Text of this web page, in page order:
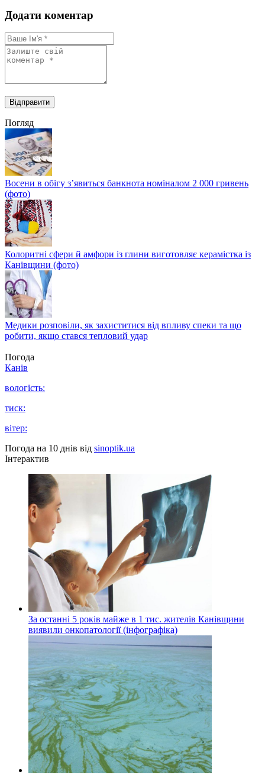
Додати коментар
Погляд
Восени в обігу з’явиться банкнота номіналом 2 000 гривень
(фото)
Колоритні сфери й амфори із глини виготовляє керамістка із
Канівщини (фото)
Медики розповіли, як захиститися від впливу спеки та що
робити, якщо стався тепловий удар
Погода
Канів
вологість:
тиск:
вітер:
Погода на 10 днів від sinoptik.ua
Інтерактив
За останні 5 років майже в 1 тис. жителів Канівщини
виявили онкопатології (інфографіка)